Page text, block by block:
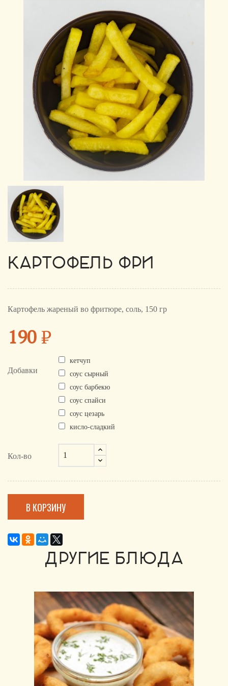
КАРТОФЕЛЬ ФРИ
Картофель жареный во фритюре, соль, 150 гр
190₽
Добавки
кетчуп
соус сырный
соус барбекю
соус спайси
соус цезарь
кисло-сладкий
Кол-во
В КОРЗИНУ
ДРУГИЕ БЛЮДА